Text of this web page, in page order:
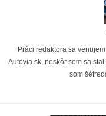
Práci redaktora sa
Autovia.sk, neskôr som sa
som